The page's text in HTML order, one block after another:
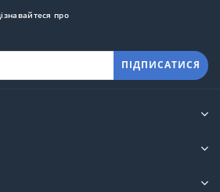
про
ПІДПИСАТИСЯ